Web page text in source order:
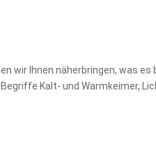
wir Ihnen näherbringen, was es
Kalt- und Warmkeimer,